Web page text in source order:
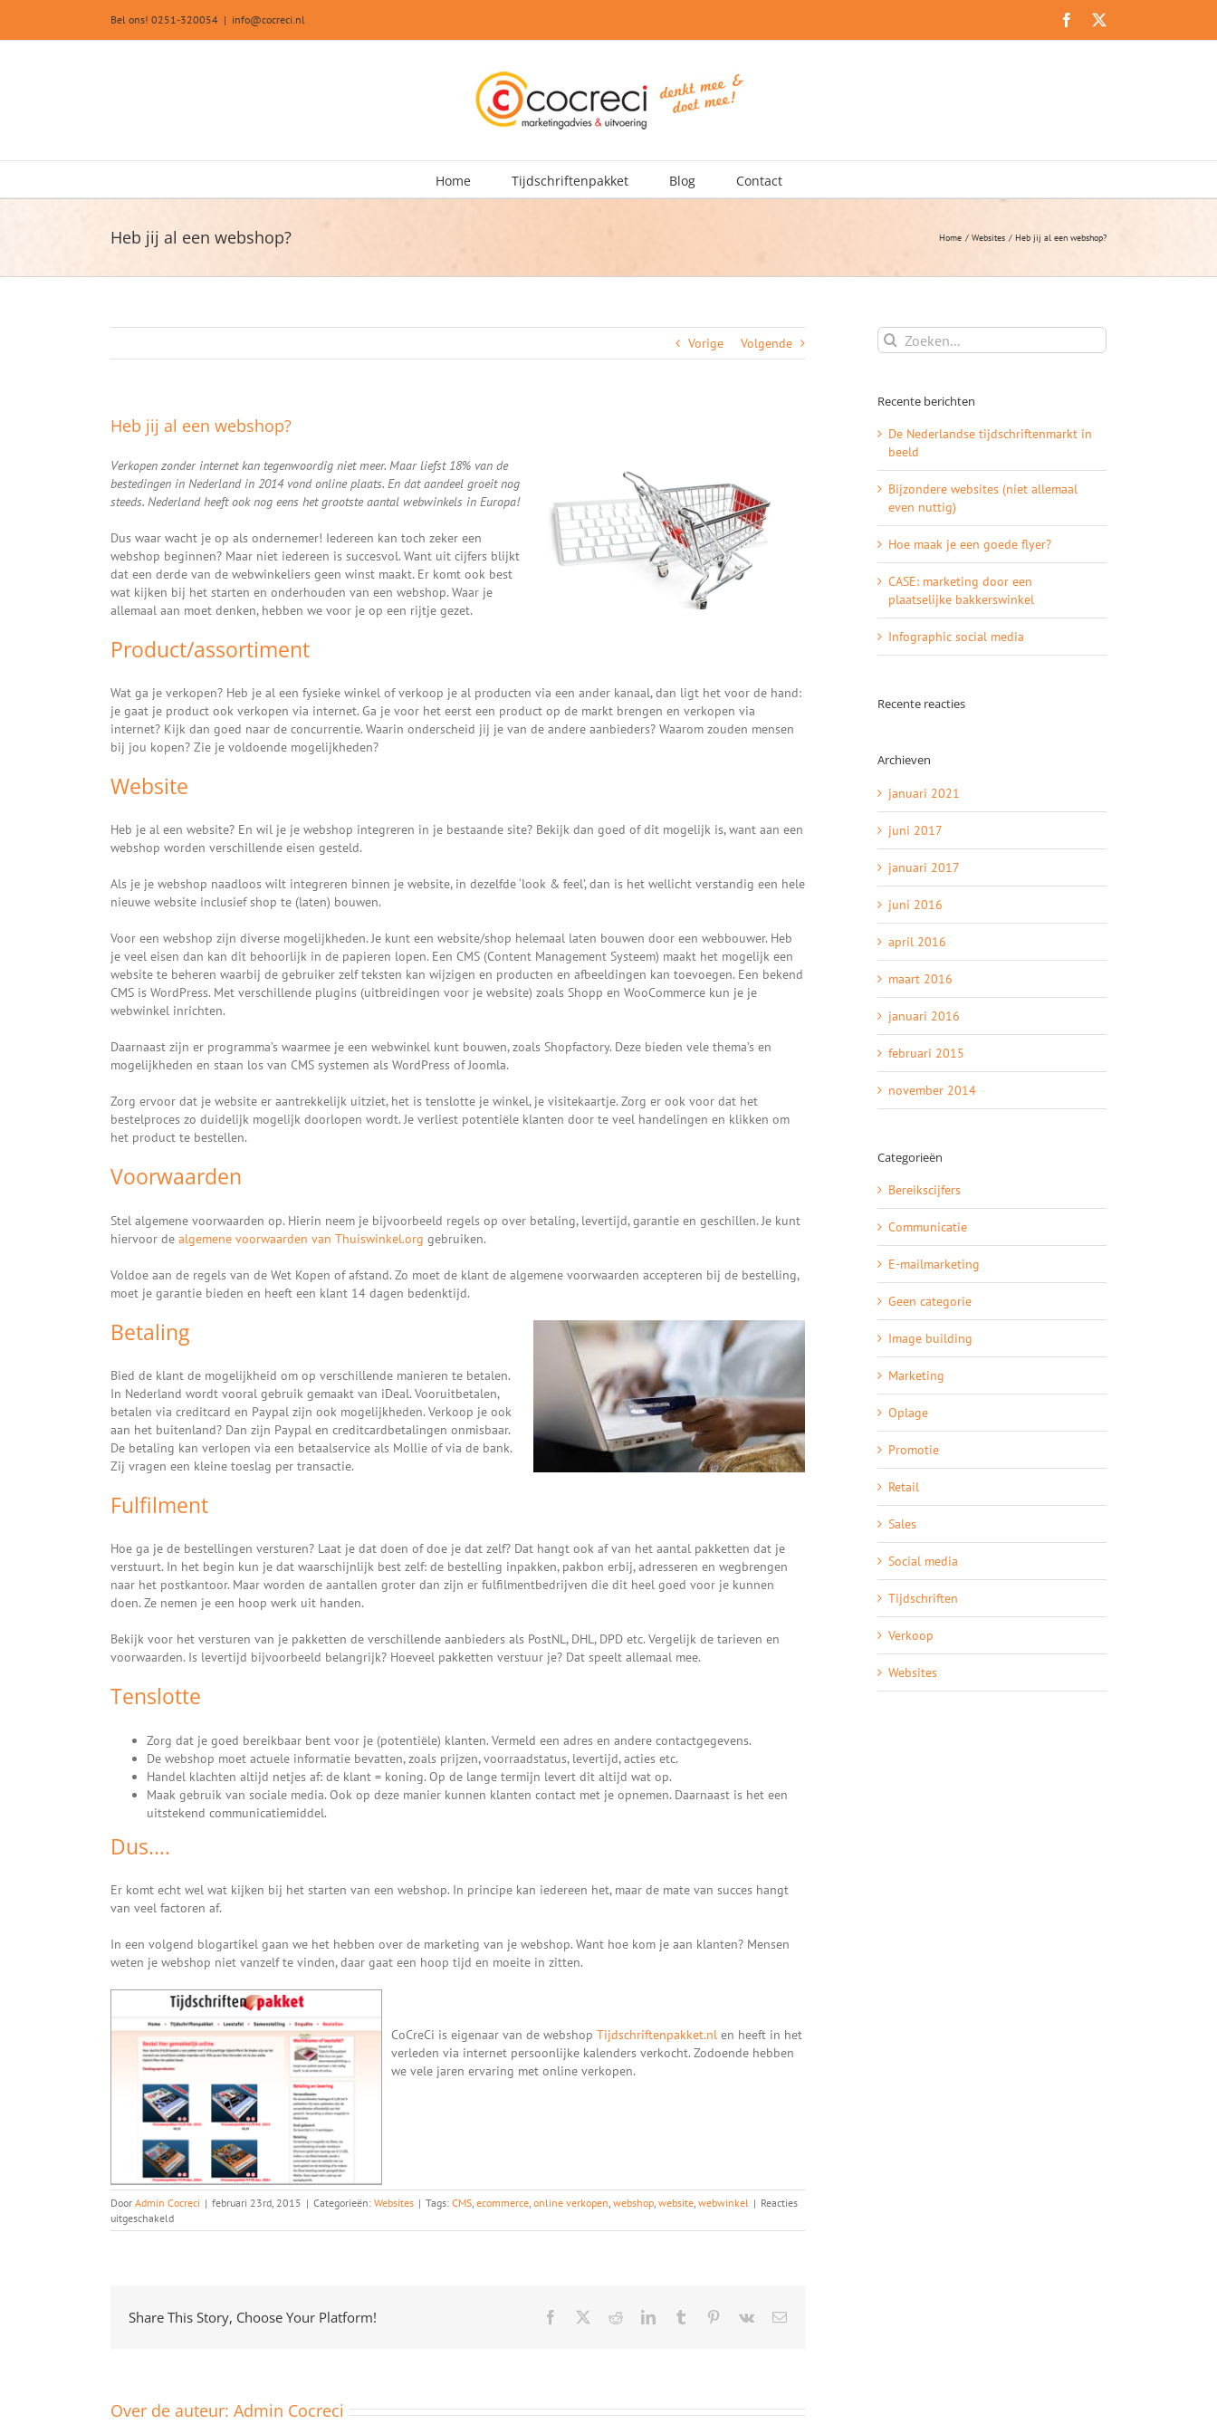
inhoud
Bel ons! 0251-320054 | info@cocreci.nl Facebook
Home Tijdschriftenpakket Blog Contact
Heb jij al een webshop? Home Websites Heb jij al een webshop?
Vorige Volgende
Heb jij al een webshop?
Verkopen zonder internet kan tegenwoordig niet meer. Maar liefst 18% van de
bestedingen in Nederland in 2014 vond online plaats. En dat aandeel groeit nog
steeds. Nederland heeft ook nog eens het grootste aantal webwinkels in Europa!
Dus waar wacht je op als ondernemer! Iedereen kan toch zeker een
webshop beginnen? Maar niet iedereen is succesvol. Want uit cijfers blijkt
dat een derde van de webwinkeliers geen winst maakt. Er komt ook best
wat kijken bij het starten en onderhouden van een webshop. Waar je
allemaal aan moet denken, hebben we voor je op een rijtje gezet.
Product/assortiment
Wat ga je verkopen? Heb je al een fysieke winkel of verkoop je al producten via een ander kanaal, dan ligt het voor de hand:
je gaat je product ook verkopen via internet. Ga je voor het eerst een product op de markt brengen en verkopen via
internet? Kijk dan goed naar de concurrentie. Waarin onderscheid jij je van de andere aanbieders? Waarom zouden mensen
bij jou kopen? Zie je voldoende mogelijkheden?
Website
Heb je al een website? En wil je je webshop integreren in je bestaande site? Bekijk dan goed of dit mogelijk is, want aan een
webshop worden verschillende eisen gesteld.
Als je je webshop naadloos wilt integreren binnen je website, in dezelfde ‘look & feel’, dan is het wellicht verstandig een hele
nieuwe website inclusief shop te (laten) bouwen.
Voor een webshop zijn diverse mogelijkheden. Je kunt een website/shop helemaal laten bouwen door een webbouwer. Heb
je veel eisen dan kan dit behoorlijk in de papieren lopen. Een CMS (Content Management Systeem) maakt het mogelijk een
website te beheren waarbij de gebruiker zelf teksten kan wijzigen en producten en afbeeldingen kan toevoegen. Een bekend
CMS is WordPress. Met verschillende plugins (uitbreidingen voor je website) zoals Shopp en WooCommerce kun je je
webwinkel inrichten.
Daarnaast zijn er programma’s waarmee je een webwinkel kunt bouwen, zoals Shopfactory. Deze bieden vele thema’s en
mogelijkheden en staan los van CMS systemen als WordPress of Joomla.
Zorg ervoor dat je website er aantrekkelijk uitziet, het is tenslotte je winkel, je visitekaartje. Zorg er ook voor dat het
bestelproces zo duidelijk mogelijk doorlopen wordt. Je verliest potentiële klanten door te veel handelingen en klikken om
het product te bestellen.
Voorwaarden
Stel algemene voorwaarden op. Hierin neem je bijvoorbeeld regels op over betaling, levertijd, garantie en geschillen. Je kunt
hiervoor de algemene voorwaarden van Thuiswinkel.org gebruiken.
Voldoe aan de regels van de Wet Kopen of afstand. Zo moet de klant de algemene voorwaarden accepteren bij de bestelling,
moet je garantie bieden en heeft een klant 14 dagen bedenktijd.
Betaling
Bied de klant de mogelijkheid om op verschillende manieren te betalen.
In Nederland wordt vooral gebruik gemaakt van iDeal. Vooruitbetalen,
betalen via creditcard en Paypal zijn ook mogelijkheden. Verkoop je ook
aan het buitenland? Dan zijn Paypal en creditcardbetalingen onmisbaar.
De betaling kan verlopen via een betaalservice als Mollie of via de bank.
Zij vragen een kleine toeslag per transactie.
Fulfilment
Hoe ga je de bestellingen versturen? Laat je dat doen of doe je dat zelf? Dat hangt ook af van het aantal pakketten dat je
verstuurt. In het begin kun je dat waarschijnlijk best zelf: de bestelling inpakken, pakbon erbij, adresseren en wegbrengen
naar het postkantoor. Maar worden de aantallen groter dan zijn er fulfilmentbedrijven die dit heel goed voor je kunnen
doen. Ze nemen je een hoop werk uit handen.
Bekijk voor het versturen van je pakketten de verschillende aanbieders als PostNL, DHL, DPD etc. Vergelijk de tarieven en
voorwaarden. Is levertijd bijvoorbeeld belangrijk? Hoeveel pakketten verstuur je? Dat speelt allemaal mee.
Tenslotte
Zorg dat je goed bereikbaar bent voor je (potentiële) klanten. Vermeld een adres en andere contactgegevens.
De webshop moet actuele informatie bevatten, zoals prijzen, voorraadstatus, levertijd, acties etc.
Handel klachten altijd netjes af: de klant = koning. Op de lange termijn levert dit altijd wat op.
Maak gebruik van sociale media. Ook op deze manier kunnen klanten contact met je opnemen. Daarnaast is het een
uitstekend communicatiemiddel.
Dus….
Er komt echt wel wat kijken bij het starten van een webshop. In principe kan iedereen het, maar de mate van succes hangt
van veel factoren af.
In een volgend blogartikel gaan we het hebben over de marketing van je webshop. Want hoe kom je aan klanten? Mensen
weten je webshop niet vanzelf te vinden, daar gaat een hoop tijd en moeite in zitten.
CoCreCi is eigenaar van de webshop Tijdschriftenpakket.nl en heeft in het
verleden via internet persoonlijke kalenders verkocht. Zodoende hebben
we vele jaren ervaring met online verkopen.
Door Admin Cocreci | februari 23rd, 2015 | Categorieën: Websites | Tags: CMS, ecommerce, online verkopen, webshop, website, webwinkel | Reacties
uitgeschakeldvoor
Heb
Share This Story, Choose Your Platform! Facebook RedditLinkedInTumblr Pinterest
Vk
E-
Over de auteur: Admin Cocreci
Zoeken
naar:
Recente berichten
De Nederlandse tijdschriftenmarkt in
beeld
Bijzondere websites (niet allemaal
even nuttig)
Hoe maak je een goede flyer?
CASE: marketing door een
plaatselijke bakkerswinkel
Infographic social media
Recente reacties
Archieven
januari 2021
juni 2017
januari 2017
juni 2016
april 2016
maart 2016
januari 2016
februari 2015
november 2014
Categorieën
Bereikscijfers
Communicatie
E-mailmarketing
Geen categorie
Image building
Marketing
Oplage
Promotie
Retail
Sales
Social media
Tijdschriften
Verkoop
Websites